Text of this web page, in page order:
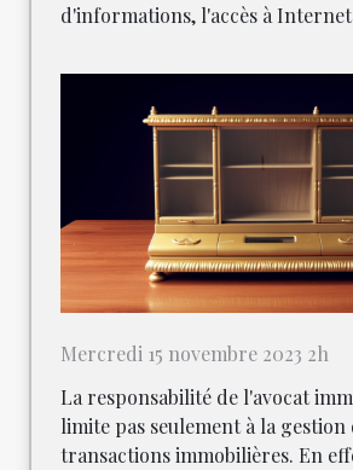
d'informations, l'accès à Internet
Mercredi 15 novembre 2023 2h
La responsabilité de l'avocat
limite pas seulement à la gestion
transactions immobilières. En